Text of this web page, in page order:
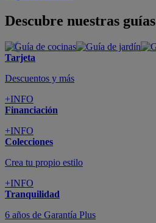
Descubre nuestras guías
Tarjeta
Descuentos y más
+INFO
Financiación
+INFO
Colecciones
Crea tu propio estilo
+INFO
Tranquilidad
6 años de Garantía Plus